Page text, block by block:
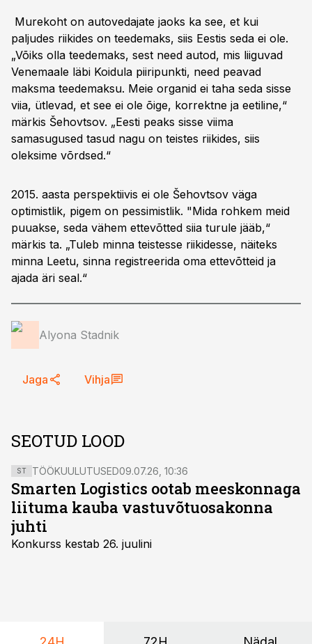
Murekoht on autovedajate jaoks ka see, et kui
paljudes riikides on teedemaks, siis Eestis seda ei ole.
„Võiks olla teedemaks, sest need autod, mis liiguvad
Venemaale läbi Koidula piiripunkti, need peavad
maksma teedemaksu. Meie organid ei taha seda sisse
viia, ütlevad, et see ei ole õige, korrektne ja eetiline,“
märkis Šehovtsov. „Eesti peaks sisse viima
samasugused tasud nagu on teistes riikides, siis
oleksime võrdsed.“
2015. aasta perspektiivis ei ole Šehovtsov väga
optimistlik, pigem on pessimistlik. "Mida rohkem meid
puuakse, seda vähem ettevõtted siia turule jääb,“
märkis ta. „Tuleb minna teistesse riikidesse, näiteks
minna Leetu, sinna registreerida oma ettevõtteid ja
ajada äri seal.“
Alyona Stadnik
Jaga Vihja
SEOTUD LOOD
ST TÖÖKUULUTUSED09.07.26, 10:36
Smarten Logistics ootab meeskonnaga
liituma kauba vastuvõtuosakonna
juhti
Konkurss kestab 26. juulini